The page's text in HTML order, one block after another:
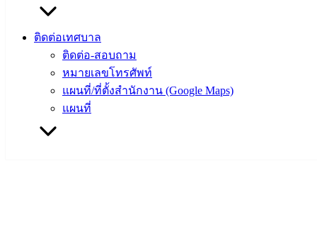
ติดต่อเทศบาล
ติดต่อ-สอบถาม
หมายเลขโทรศัพท์
แผนที่/ที่ตั้งสำนักงาน (Google Maps)
แผนที่